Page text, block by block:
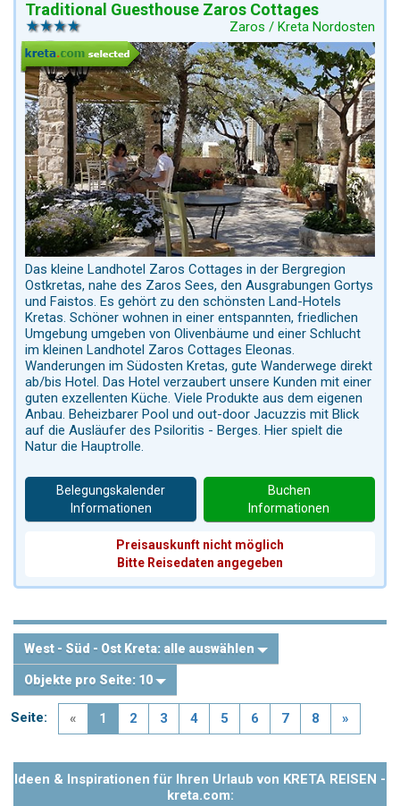
Traditional Guesthouse Zaros Cottages
Zaros / Kreta Nordosten
Das kleine Landhotel Zaros Cottages in der Bergregion
Ostkretas, nahe des Zaros Sees, den Ausgrabungen Gortys
und Faistos. Es gehört zu den schönsten Land-Hotels
Kretas. Schöner wohnen in einer entspannten, friedlichen
Umgebung umgeben von Olivenbäume und einer Schlucht
im kleinen Landhotel Zaros Cottages Eleonas.
Wanderungen im Südosten Kretas, gute Wanderwege direkt
ab/bis Hotel. Das Hotel verzaubert unsere Kunden mit einer
guten exzellenten Küche. Viele Produkte aus dem eigenen
Anbau. Beheizbarer Pool und out-door Jacuzzis mit Blick
auf die Ausläufer des Psiloritis - Berges. Hier spielt die
Natur die Hauptrolle.
Belegungskalender
Informationen
Preisauskunft nicht möglich
Bitte Reisedaten angegeben
Buchen
Informationen
West - Süd - Ost Kreta: alle auswählen
Objekte pro Seite: 10
Seite: « 1 2 3 4 5 6 7 8 »
Ideen & Inspirationen für Ihren Urlaub von KRETA REISEN -
kreta.com: